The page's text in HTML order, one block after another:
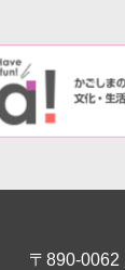
〒890-0062